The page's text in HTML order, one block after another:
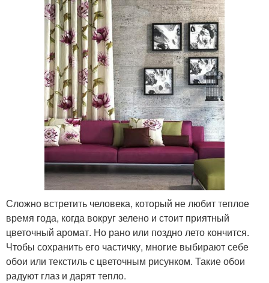
Сложно встретить человека, который не любит теплое
время года, когда вокруг зелено и стоит приятный
цветочный аромат. Но рано или поздно лето кончится.
Чтобы сохранить его частичку, многие выбирают себе
обои или текстиль с цветочным рисунком. Такие обои
радуют глаз и дарят тепло.